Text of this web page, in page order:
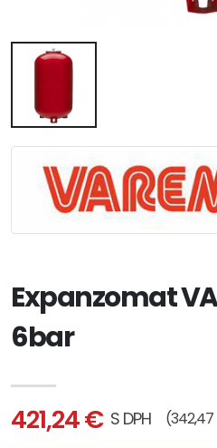
Expanzomat
6bar
421,24 € S DPH